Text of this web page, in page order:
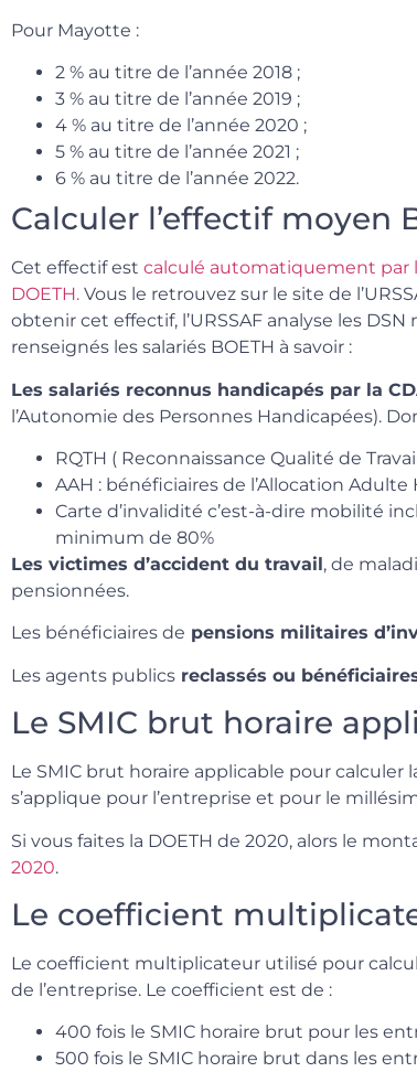
Pour Mayotte :
2 % au titre de l’année 2018 ;
3 % au titre de l’année 2019 ;
4 % au titre de l’année 2020 ;
5 % au titre de l’année 2021 ;
6 % au titre de l’année 2022.
Calculer l’effectif moyen
Cet effectif est calculé automatiquement par
DOETH. Vous le retrouvez sur le site de
obtenir cet effectif, l’URSSAF analyse les
renseignés les salariés BOETH à savoir :
Les salariés reconnus handicapés par la
l’Autonomie des Personnes Handicapées).
RQTH ( Reconnaissance Qualité de
AAH : bénéficiaires de l’Allocation Adulte
Carte d’invalidité c’est-à-dire mobilité
minimum de 80%
Les victimes d’accident du travail, de
pensionnées.
Les bénéficiaires de pensions militaires
Les agents publics reclassés ou
Le SMIC brut horaire
Le SMIC brut horaire applicable pour calculer
s’applique pour l’entreprise et pour le
Si vous faites la DOETH de 2020, alors le
2020.
Le coefficient
Le coefficient multiplicateur utilisé pour
de l’entreprise. Le coefficient est de :
400 fois le SMIC horaire brut pour les
500 fois le SMIC horaire brut dans les